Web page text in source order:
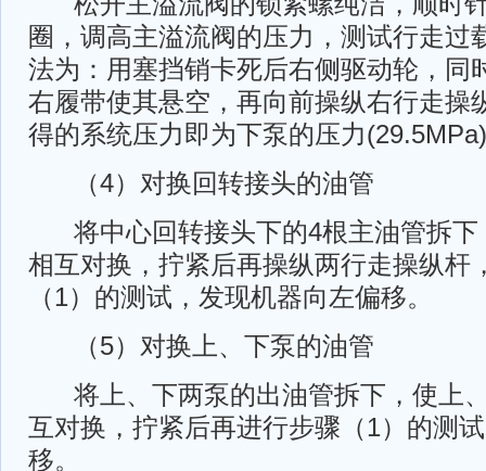
圈，调高主溢流阀的压力，测试行走过
法为：用塞挡销卡死后右侧驱动轮，同
右履带使其悬空，再向前操纵右行走操
得的系统压力即为下泵的压力
（4）对换回转接头的油管
将中心回转接头下的4根主油管拆下
相互对换，拧紧后再操纵两行走操纵杆
（1）的测试，发现机器向左偏移。
（5）对换上、下泵的油管
将上、下两泵的出油管拆下，使上
互对换，拧紧后再进行步骤（1）的测
移。